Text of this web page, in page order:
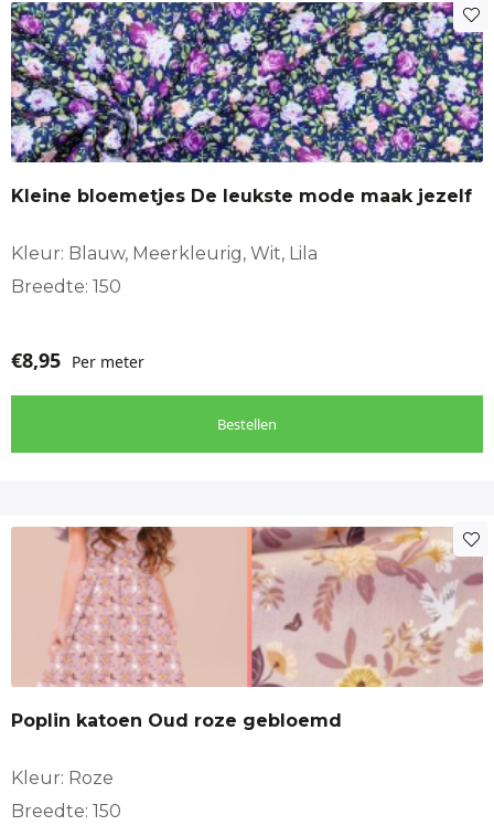
Kleine bloemetjes De leukste mode maak jezelf
Kleur: Blauw, Meerkleurig, Wit, Lila
Breedte: 150
€8,95 Per meter
Bestellen
Poplin katoen Oud roze gebloemd
Kleur: Roze
Breedte: 150